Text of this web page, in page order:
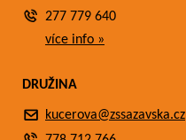
277 779 640
více info »
DRUŽINA
kucerova@zssazavska.cz